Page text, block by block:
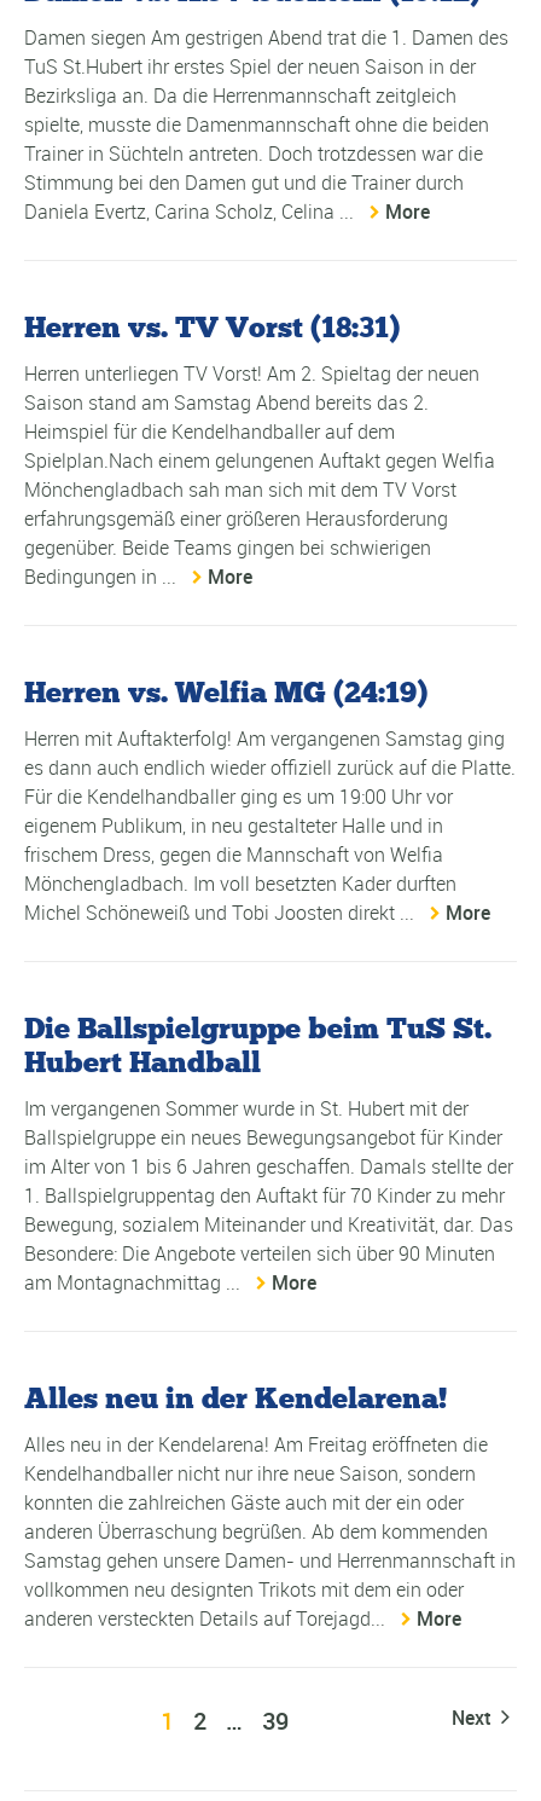
Damen siegen Am gestrigen Abend trat die 1. Damen des
TuS St.Hubert ihr erstes Spiel der neuen Saison in der
Bezirksliga an. Da die Herrenmannschaft zeitgleich
spielte, musste die Damenmannschaft ohne die beiden
Trainer in Süchteln antreten. Doch trotzdessen war die
Stimmung bei den Damen gut und die Trainer durch
Daniela Evertz, Carina Scholz, Celina ...
More
Herren vs. TV Vorst (18:31)
Herren unterliegen TV Vorst! Am 2. Spieltag der neuen
Saison stand am Samstag Abend bereits das 2.
Heimspiel für die Kendelhandballer auf dem
Spielplan.Nach einem gelungenen Auftakt gegen Welfia
Mönchengladbach sah man sich mit dem TV Vorst
erfahrungsgemäß einer größeren Herausforderung
gegenüber. Beide Teams gingen bei schwierigen
Bedingungen in ...
More
Herren vs. Welfia MG (24:19)
Herren mit Auftakterfolg! Am vergangenen Samstag ging
es dann auch endlich wieder offiziell zurück auf die Platte.
Für die Kendelhandballer ging es um 19:00 Uhr vor
eigenem Publikum, in neu gestalteter Halle und in
frischem Dress, gegen die Mannschaft von Welfia
Mönchengladbach. Im voll besetzten Kader durften
Michel Schöneweiß und Tobi Joosten direkt ...
More
Die Ballspielgruppe beim TuS St.
Hubert Handball
Im vergangenen Sommer wurde in St. Hubert mit der
Ballspielgruppe ein neues Bewegungsangebot für Kinder
im Alter von 1 bis 6 Jahren geschaffen. Damals stellte der
1. Ballspielgruppentag den Auftakt für 70 Kinder zu mehr
Bewegung, sozialem Miteinander und Kreativität, dar. Das
Besondere: Die Angebote verteilen sich über 90 Minuten
am Montagnachmittag ...
More
Alles neu in der Kendelarena!
Alles neu in der Kendelarena! Am Freitag eröffneten die
Kendelhandballer nicht nur ihre neue Saison, sondern
konnten die zahlreichen Gäste auch mit der ein oder
anderen Überraschung begrüßen. Ab dem kommenden
Samstag gehen unsere Damen- und Herrenmannschaft in
vollkommen neu designten Trikots mit dem ein oder
anderen versteckten Details auf Torejagd...
More
1 2 … 39 Next